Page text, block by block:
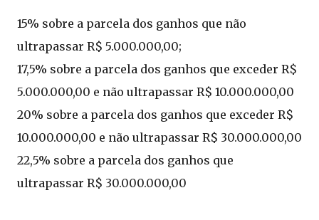
15% sobre a parcela dos ganhos que não
ultrapassar R$ 5.000.000,00;
17,5% sobre a parcela dos ganhos que exceder R$
5.000.000,00 e não ultrapassar R$ 10.000.000,00
20% sobre a parcela dos ganhos que exceder R$
10.000.000,00 e não ultrapassar R$ 30.000.000,00
22,5% sobre a parcela dos ganhos que
ultrapassar R$ 30.000.000,00